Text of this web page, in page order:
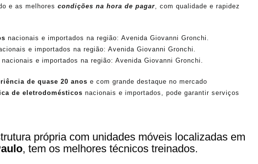
e as melhores condições na hora de pagar , com qualidade e rapidez
nacionais e importados na região: Avenida Giovanni Gronchi.
e importados na região: Avenida Giovanni Gronchi.
nacionais e importados na região: Avenida Giovanni Gronchi.
de quase 20 anos e com grande destaque no mercado
de eletrodomésticos nacionais e importados, pode garantir serviços
própria com unidades móveis localizadas em
, tem os melhores técnicos treinados.